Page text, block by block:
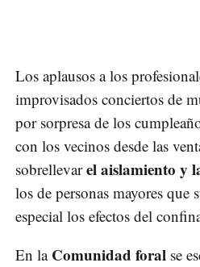
Los aplausos a los
improvisados conciertos de
por sorpresa de los
con los vecinos desde las
sobrellevarel aislamiento y
los de personas mayores que
especial los efectos del
En la Comunidad foral se